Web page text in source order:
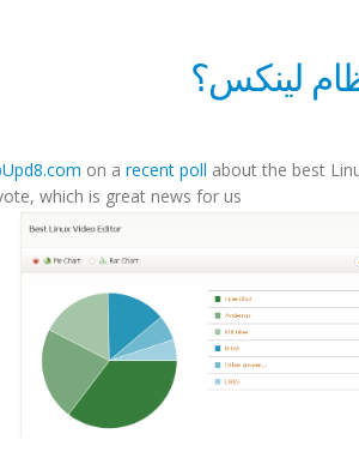
لينكس؟
on a recent poll about the best
which is great news for us!